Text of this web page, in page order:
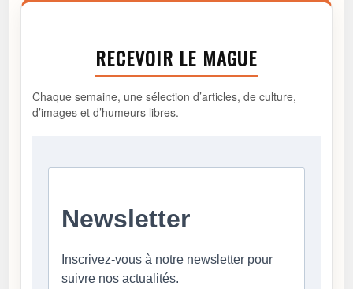
RECEVOIR LE MAGUE
Chaque semaine, une sélection d’articles, de culture,
d’images et d’humeurs libres.